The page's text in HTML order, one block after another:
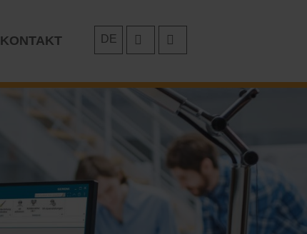
KONTAKT DE